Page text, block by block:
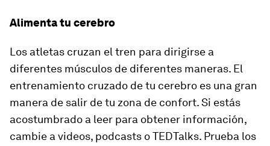
Alimenta tu cerebro
Los atletas cruzan el tren para dirigirse a
diferentes músculos de diferentes maneras. El
entrenamiento cruzado de tu cerebro es una gran
manera de salir de tu zona de confort. Si estás
acostumbrado a leer para obtener información,
cambie a videos, podcasts o TEDTalks. Prueba los